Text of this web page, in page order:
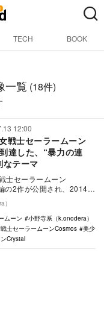
TECH BOOK
一覧 (18件)
12:00
戦士セーラームーン
達した、“暴力の連
なテーマ
士セーラームーン
の2作が公開され、2014年
ニメシリーズ『美少女戦
）
ムーン
小野寺系（k.onodera）
士セーラームーンCosmos
美少
Crystal